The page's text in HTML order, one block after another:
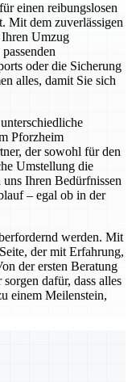
einen reibungslosen
Mit dem zuverlässigen
Umzug
oder die Sicherung
alles, damit Sie sich
Pforzheim
der sowohl für den
Umstellung die
Ihren Bedürfnissen
– egal ob in der
werden. Mit
der mit Erfahrung,
der ersten Beratung
dafür, dass alles
einem Meilenstein,